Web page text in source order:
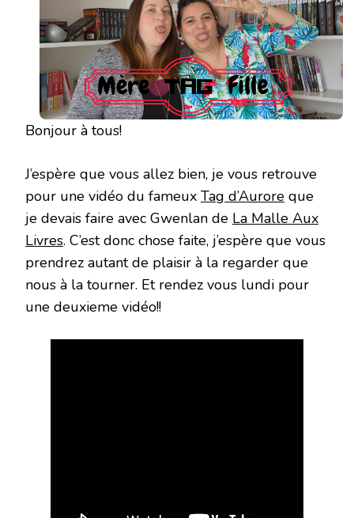
Bonjour à tous!
J’espère que vous allez bien, je vous retrouve
pour une vidéo du fameux Tag d’Aurore que
je devais faire avec Gwenlan de La Malle Aux
Livres. C’est donc chose faite, j’espère que vous
prendrez autant de plaisir à la regarder que
nous à la tourner. Et rendez vous lundi pour
une deuxieme vidéo!!